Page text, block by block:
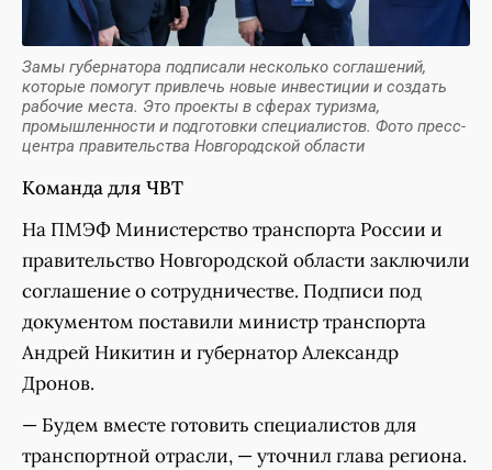
Замы губернатора подписали несколько соглашений,
которые помогут привлечь новые инвестиции и создать
рабочие места. Это проекты в сферах туризма,
промышленности и подготовки специалистов. Фото пресс-
центра правительства Новгородской области
Команда для ЧВТ
На ПМЭФ Министерство транспорта России и
правительство Новгородской области заключили
соглашение о сотрудничестве. Подписи под
документом поставили министр транспорта
Андрей Никитин и губернатор Александр
Дронов.
— Будем вместе готовить специалистов для
транспортной отрасли, — уточнил глава региона.